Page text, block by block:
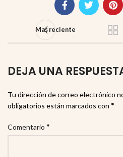
Mas reciente
DEJA UNA
Tu dirección de correo electrónico
obligatorios están marcados con *
Comentario *